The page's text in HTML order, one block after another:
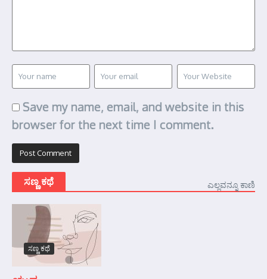
Save my name, email, and website in this
browser for the next time I comment.
ಸಣ್ಣ ಕಥೆ ಎಲ್ಲವನ್ನೂ ಕಾಣಿ
ಸಣ್ಣ ಕಥೆ